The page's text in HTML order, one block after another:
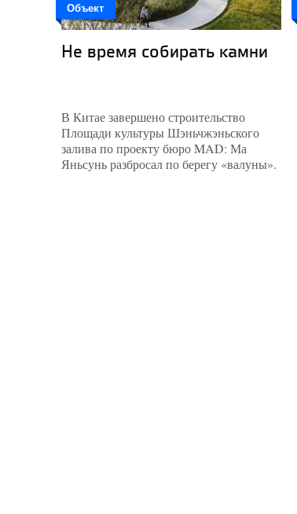
Объект
Не время собирать камни
В Китае завершено строительство
Площади культуры Шэньчжэньского
залива по проекту бюро MAD: Ма
Яньсунь разбросал по берегу «валуны».